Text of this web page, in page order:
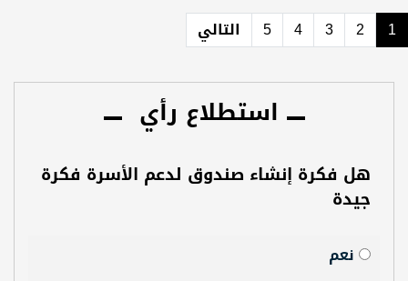
1
2
3
4
5 التالي
استطلاع رأي
هل فكرة إنشاء صندوق لدعم الأسرة فكرة
جيدة
نعم